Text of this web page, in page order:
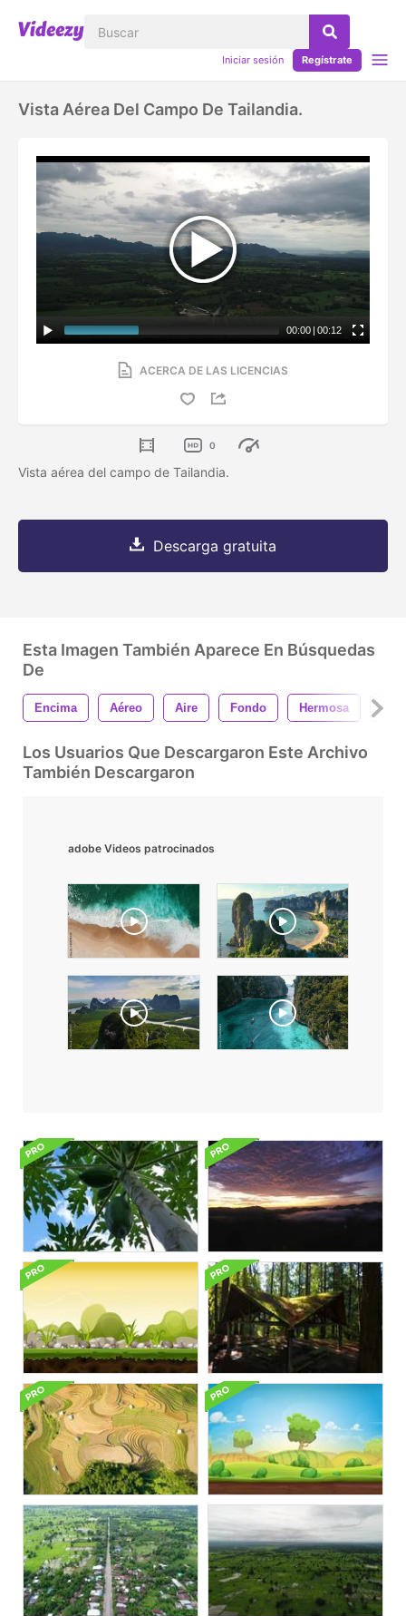
Iniciar sesión Regístrate
Vista Aérea Del Campo De Tailandia.
00:00 | 00:12
ACERCA DE LAS LICENCIAS
0
Vista aérea del campo de Tailandia.
Descarga gratuita
Esta Imagen También Aparece En Búsquedas
De
Encima Aéreo Aire Fondo Hermosa Azul
Los Usuarios Que Descargaron Este Archivo
También Descargaron
adobe Videos patrocinados